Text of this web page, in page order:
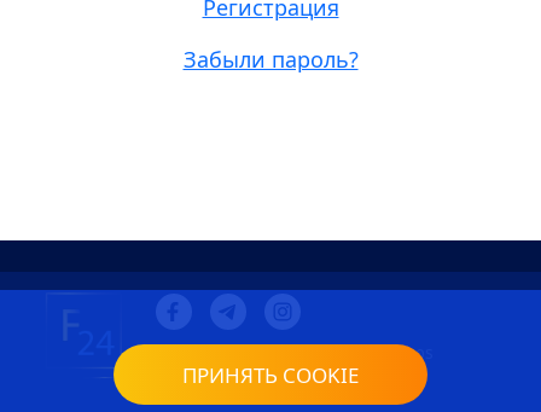
Регистрация
Забыли пароль?
© 2026 form24. Todos los derechos
reservados.
ПРИНЯТЬ COOKIE